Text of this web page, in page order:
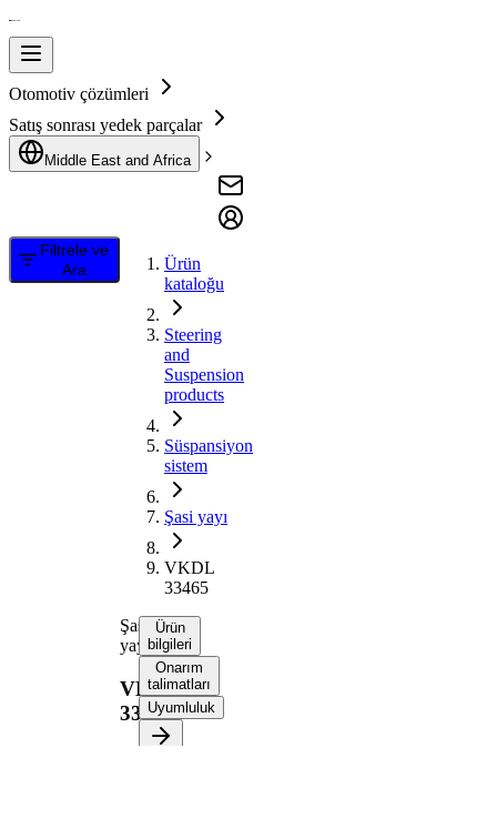
Otomotiv çözümleri
Satış sonrası yedek parçalar
Middle East and Africa
Filtrele ve
Ara
Ürün
kataloğu
Steering
and
Suspension
products
Süspansiyon
sistem
Şasi yayı
VKDL
33465
Şasi
yayı
VKDL
33465
Ürün
bilgileri
Onarım
talimatları
Uyumluluk